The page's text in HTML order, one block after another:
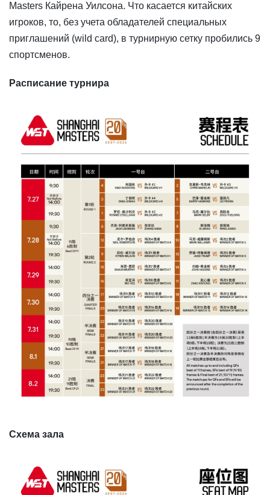
Masters Кайрена Уилсона. Что касается китайских
игроков, то, без учета обладателей специальных
приглашений (wild card), в турнирную сетку пробились 9
спортсменов.
Расписание турнира
Схема зала